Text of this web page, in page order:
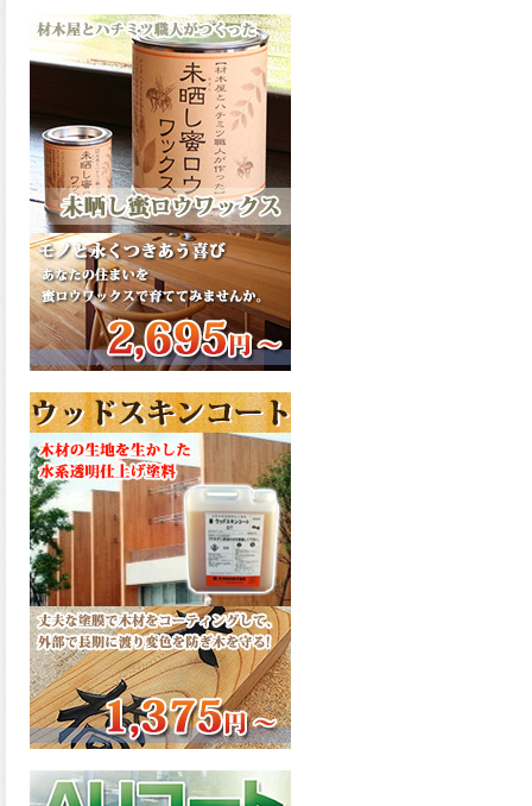
2026.03.06
ファインウレタンの使いやす
さで、低汚染形。塗料用シン
ナーで希釈できる、使いやす
さを追求したウレタン樹脂エ
ナメル、低汚染形ファインウ
レタンU100が新しく販売開始
致しました。ご購入はこちら
から。
2026.03.05
ファインウレタンの使いやす
さで、弾性形。塗料用シンナ
ーで希釈できる、使いやすさ
を追求したウレタン樹脂エナ
メル、弾性ファインウレタン
した。ご購入はこちらから。
2026.03.04
長年ご愛顧いただいている
「ラッカー塗料」に抗ウイル
ス機能を追加しバージョンア
ップ、UAV-78700 クリヤーラ
ッカー・ハイフラットが新し
く販売開始致しました。ご購
入はこちらから。
2026.03.03
木の素材感はそのまま活か
し、汚れや日焼け・黄ばみを
防ぐことができる、白木肌2が
新しく販売開始致しました。
2026.03.03